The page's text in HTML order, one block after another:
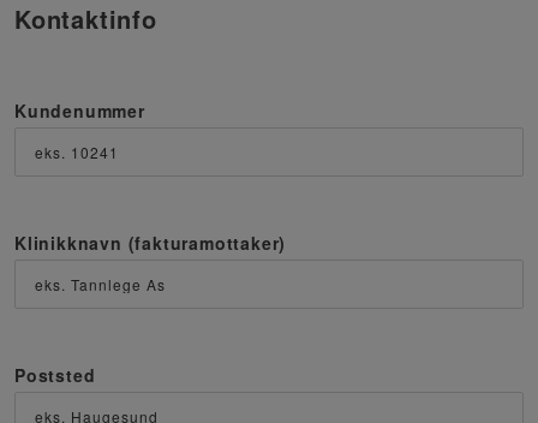
Kontaktinfo
Kundenummer
Klinikknavn (fakturamottaker)
Poststed